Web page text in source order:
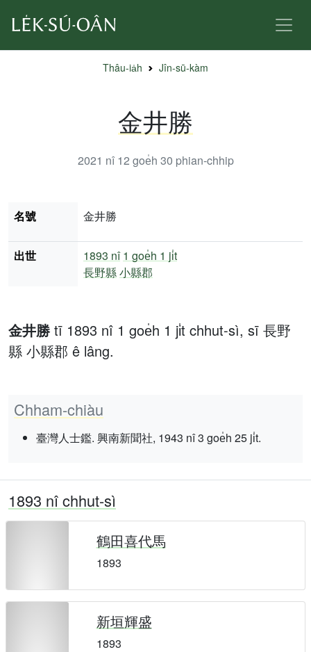
Thâu-ia̍h Jîn-sū-kàm
金井勝
2021 nî 12 goe̍h 30 phian-chhip
金井勝tī 1893 nî 1 goe̍h 1 ji̍t chhut-sì, sī 長野
縣 小縣郡 ê lâng.
Chham-chiàu
臺灣人士鑑. 興南新聞社, 1943 nî 3 goe̍h 25 ji̍t.
名號 金井勝
出世 1893 nî 1 goe̍h 1 ji̍t
長野縣小縣郡
1893 nî chhut-sì
鶴田喜代馬
1893
新垣輝盛
1893